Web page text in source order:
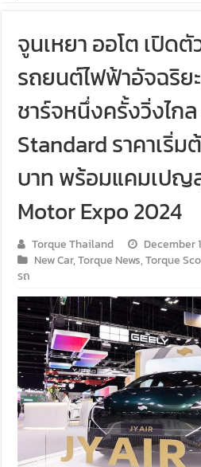
จูนเหยา ออโต เปิดตั
รถยนต์ไฟฟ้าอัจฉริย
ชาร์จหนึ่งครั้งวิ่งไก
Standard ราคาเริ่
บาท พร้อมแคมเปญ
Motor Expo 2024
Torque Thailand
December
New Car,Torque News,Torque
รถ